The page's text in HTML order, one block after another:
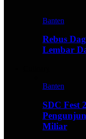
Banten
Rebus
Lembar
Banten
SDC Fest
Miliar